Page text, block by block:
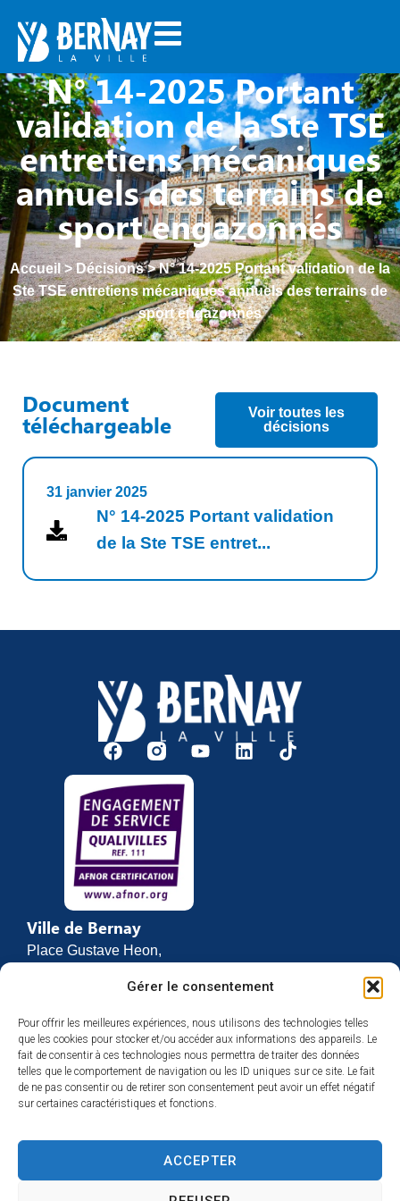
Gérer le consentement
Pour offrir les meilleures expériences, nous utilisons des technologies telles
que les cookies pour stocker et/ou accéder aux informations des appareils. Le
fait de consentir à ces technologies nous permettra de traiter des données
telles que le comportement de navigation ou les ID uniques sur ce site. Le fait
de ne pas consentir ou de retirer son consentement peut avoir un effet négatif
sur certaines caractéristiques et fonctions.
ACCEPTER
N° 14-2025 Portant
validation de la Ste TSE
entretiens mécaniques
annuels des terrains de
sport engazonnés
Accueil>Décisions>N° 14-2025 Portant validation de la
Ste TSE entretiens mécaniques annuels des terrains de
sport engazonnés
Document
téléchargeable
Voir toutes les
décisions
31 janvier 2025
N° 14-2025 Portant validation
de la Ste TSE entret...
Ville de Bernay
Place Gustave Heon,
27307 BERNAY
02 32 46 63 00
Contact
Horaires d’ouverture
Du lundi au vendredi :
et de 13h30 à 17h